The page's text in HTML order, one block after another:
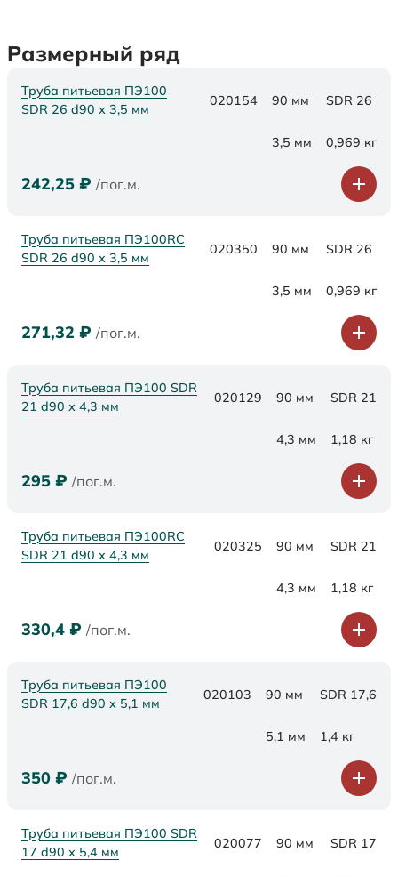
Размерный ряд
Труба питьевая ПЭ100
SDR 26 d90 х 3,5 мм
020154 90 мм SDR 26
3,5 мм 0,969 кг
242,25 ₽ /пог.м.
Труба питьевая ПЭ100RC
SDR 26 d90 х 3,5 мм
020350 90 мм SDR 26
3,5 мм 0,969 кг
271,32 ₽ /пог.м.
Труба питьевая ПЭ100 SDR
21 d90 х 4,3 мм
020129 90 мм SDR 21
4,3 мм 1,18 кг
295 ₽ /пог.м.
Труба питьевая ПЭ100RC
SDR 21 d90 х 4,3 мм
020325 90 мм SDR 21
4,3 мм 1,18 кг
330,4 ₽ /пог.м.
Труба питьевая ПЭ100
SDR 17,6 d90 х 5,1 мм
020103 90 мм SDR 17,6
5,1 мм 1,4 кг
350 ₽ /пог.м.
Труба питьевая ПЭ100 SDR
17 d90 х 5,4 мм
020077 90 мм SDR 17